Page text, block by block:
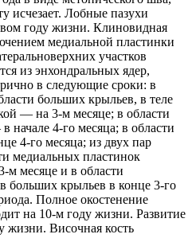
исчезает. Лобные пазухи
году жизни. Клиновидная
медиальной пластинки
участков
из энхондральных ядер,
в следующие сроки: в
больших крыльев, в теле
— на 3-м месяце; в области
начале 4-го месяца; в области
4-го месяца; из двух пар
медиальных пластинок
м месяце и в области
больших крыльев в конце 3-го
Полное окостенение
на 10-м году жизни. Развитие
жизни. Височная кость